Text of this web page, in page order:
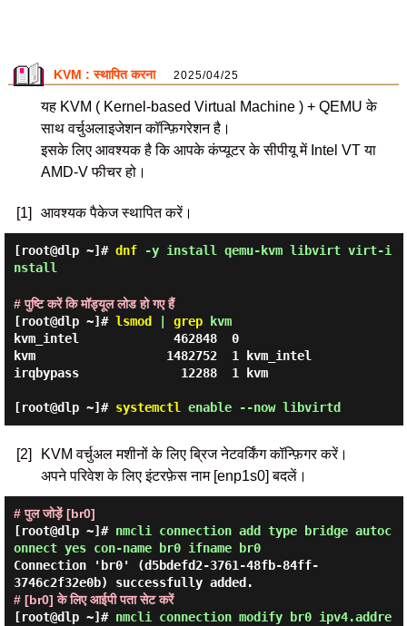
KVM : स्थापित करना 2025/04/25
यह KVM ( Kernel-based Virtual Machine ) + QEMU के
साथ वर्चुअलाइजेशन कॉन्फ़िगरेशन है।
इसके लिए आवश्यक है कि आपके कंप्यूटर के सीपीयू में Intel VT या
AMD-V फीचर हो।
[1] आवश्यक पैकेज स्थापित करें।
[root@dlp ~]# dnf-y install qemu-kvm libvirt virt-i
nstall
# पुष्टि करें कि मॉड्यूल लोड हो गए हैं
[root@dlp ~]# lsmod grepkvm
kvm_intel             462848  0
kvm                  1482752  1 kvm_intel
irqbypass              12288  1 kvm
[root@dlp ~]# systemctl enable --now libvirtd
[2]
KVM वर्चुअल मशीनों के लिए ब्रिज नेटवर्किंग कॉन्फ़िगर करें।
अपने परिवेश के लिए इंटरफ़ेस नाम [enp1s0] बदलें।
# पुल जोड़ें [br0]
[root@dlp ~]# nmcli connection add type bridge autoc
onnect yes con-name br0 ifname br0
Connection 'br0' (d5bdefd2-3761-48fb-84ff-
3746c2f32e0b) successfully added.
# [br0] के लिए आईपी पता सेट करें
[root@dlp ~]# nmcli connection modify br0 ipv4.addre